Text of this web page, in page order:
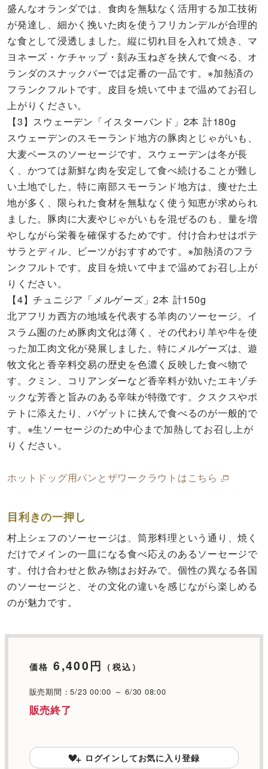
盛んなオランダでは、食肉を無駄なく活用する加工技術
が発達し、細かく挽いた肉を使うフリカンデルが合理的
な食として浸透しました。縦に切れ目を入れて焼き、マ
ヨネーズ・ケチャップ・刻み玉ねぎを挟んで食べる、オ
ランダのスナックバーでは定番の一品です。※加熱済の
フランクフルトです。皮目を焼いて中まで温めてお召し
上がりください。
【3】スウェーデン「イスターバンド」2本 計180g
スウェーデンのスモーランド地方の豚肉とじゃがいも、
大麦ベースのソーセージです。スウェーデンは冬が長
く、かつては新鮮な肉を安定して食べ続けることが難し
い土地でした。特に南部スモーランド地方は、痩せた土
地が多く、限られた食材を無駄なく使う知恵が求められ
ました。豚肉に大麦やじゃがいもを混ぜるのも、量を増
やしながら栄養を確保するためです。付け合わせはポテ
サラとディル、ビーツがおすすめです。※加熱済のフラ
ンクフルトです。皮目を焼いて中まで温めてお召し上が
りください。
【4】チュニジア「メルゲーズ」2本 計150g
北アフリカ西方の地域を代表する羊肉のソーセージ。イ
スラム圏のため豚肉文化は薄く、その代わり羊や牛を使
った加工肉文化が発展しました。特にメルゲーズは、遊
牧文化と香辛料交易の歴史を色濃く反映した食べ物で
す。クミン、コリアンダーなど香辛料が効いたエキゾチ
ックな芳香と旨みのある辛味が特徴です。クスクスやポ
テトに添えたり、バゲットに挟んで食べるのが一般的で
す。※生ソーセージのため中心まで加熱してお召し上が
りください。
ホットドッグ用パンとザワークラウトはこちら
目利きの一押し
村上シェフのソーセージは、筒形料理という通り、焼く
だけでメインの一皿になる食べ応えのあるソーセージで
す。付け合わせと飲み物はお好みで。個性の異なる各国
のソーセージと、その文化の違いを感じながら楽しめる
のが魅力です。
価格 6,400円 （税込）
販売期間：5/23 00:00 ～ 6/30 08:00
販売終了
ログインしてお気に入り登録